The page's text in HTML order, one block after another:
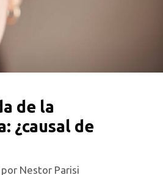
de la
¿causal de
por Nestor Parisi